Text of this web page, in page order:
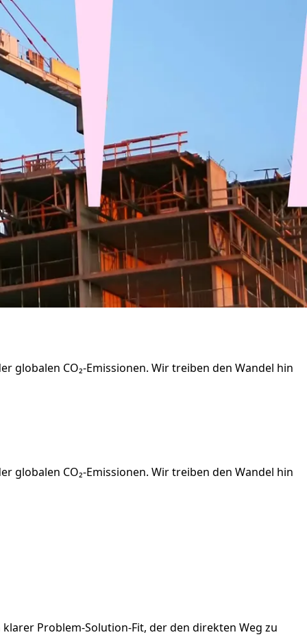
globalen CO₂-Emissionen. Wir treiben den Wandel hin
globalen CO₂-Emissionen. Wir treiben den Wandel hin
Problem-Solution-Fit, der den direkten Weg zu